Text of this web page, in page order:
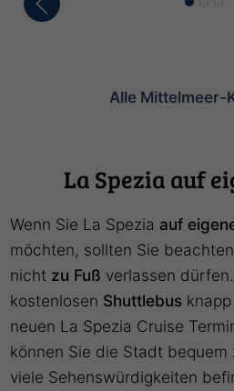
Alle Mittelmeer-
La Spezia auf
Wenn Sie La Spezia auf
möchten, sollten Sie
nicht zu Fuß verlassen
kostenlosen Shuttlebus
neuen La Spezia Cruise
können Sie die Stadt bequem
viele Sehenswürdigkeiten